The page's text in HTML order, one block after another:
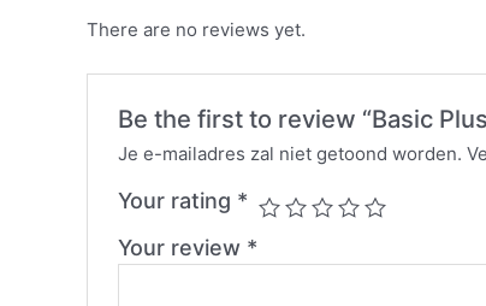
There are no reviews yet.
Be the first to review “Basic
Je e-mailadres zal niet getoond worden.
Your rating *
Your review *